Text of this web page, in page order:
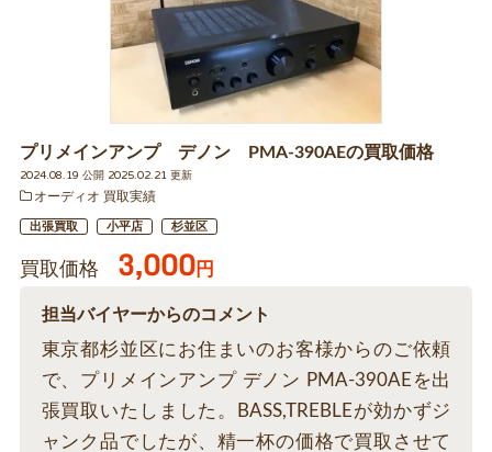
プリメインアンプ デノン PMA-390AEの買取価格
2024.08.19 公開 2025.02.21 更新
オーディオ 買取実績
出張買取 小平店 杉並区
買取価格 3,000円
担当バイヤーからのコメント
東京都杉並区にお住まいのお客様からのご依頼
で、プリメインアンプ デノン PMA-390AEを出
張買取いたしました。BASS,TREBLEが効かずジ
ャンク品でしたが、精一杯の価格で買取させて